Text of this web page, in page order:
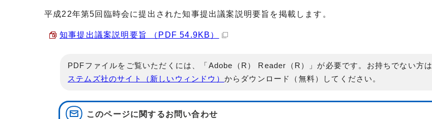
平成22年第5回臨時会に提出された知事提出議案説明要旨を掲載します。
知事提出議案説明要旨 （PDF 54.9KB）
PDFファイルをご覧いただくには、「Adobe（R） Reader（R）」が必要です。お持ちでない方は
ステムズ社のサイト（新しいウィンドウ） からダウンロード（無料）してください。
このページに関するお問い合わせ